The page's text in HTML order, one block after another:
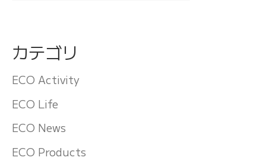
カテゴリ
ECO Activity
ECO Life
ECO News
ECO Products